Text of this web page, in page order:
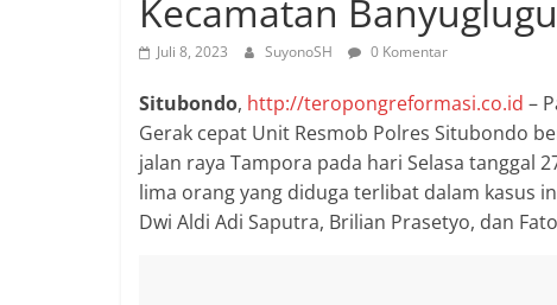
Kecamatan
Juli 8, 2023 SuyonoSH 0 Komentar
Situbondo, http://teropongreformasi.co.id –
Gerak cepat Unit Resmob Polres Situbondo
jalan raya Tampora pada hari Selasa tanggal
lima orang yang diduga terlibat dalam kasus
Dwi Aldi Adi Saputra, Brilian Prasetyo, dan